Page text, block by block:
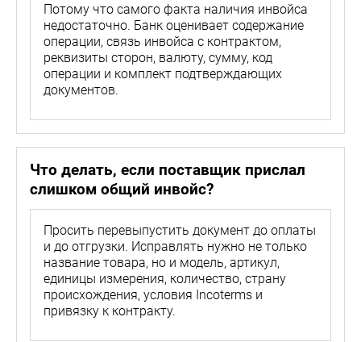
Потому что самого факта наличия инвойса
недостаточно. Банк оценивает содержание
операции, связь инвойса с контрактом,
реквизиты сторон, валюту, сумму, код
операции и комплект подтверждающих
документов.
Что делать, если поставщик прислал
слишком общий инвойс?
Просить перевыпустить документ до оплаты
и до отгрузки. Исправлять нужно не только
название товара, но и модель, артикул,
единицы измерения, количество, страну
происхождения, условия Incoterms и
привязку к контракту.